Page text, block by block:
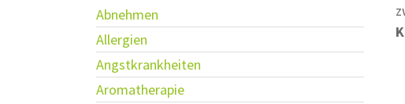
Abnehmen
Allergien
Angstkrankheiten
Aromatherapie